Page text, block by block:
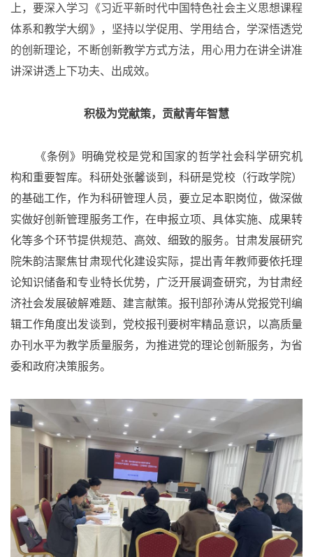
上，要深入学习《习近平新时代中国特色社会主义思想课程
体系和教学大纲》，坚持以学促用、学用结合，学深悟透党
的创新理论，不断创新教学方式方法，用心用力在讲全讲准
讲深讲透上下功夫、出成效。
积极为党献策，贡献青年智慧
《条例》明确党校是党和国家的哲学社会科学研究机
构和重要智库。科研处张馨谈到，科研是党校（行政学院）
的基础工作，作为科研管理人员，要立足本职岗位，做深做
实做好创新管理服务工作，在申报立项、具体实施、成果转
化等多个环节提供规范、高效、细致的服务。甘肃发展研究
院朱韵洁聚焦甘肃现代化建设实际，提出青年教师要依托理
论知识储备和专业特长优势，广泛开展调查研究，为甘肃经
济社会发展破解难题、建言献策。报刊部孙涛从党报党刊编
辑工作角度出发谈到，党校报刊要树牢精品意识，以高质量
办刊水平为教学质量服务，为推进党的理论创新服务，为省
委和政府决策服务。